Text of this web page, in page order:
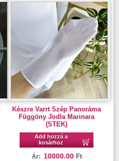
Készre Varrt Szép Panoráma
Függöny Jodla Marinara
(STEK)
Add hozzá a
kosárhoz
Ár: 10000.00 Ft